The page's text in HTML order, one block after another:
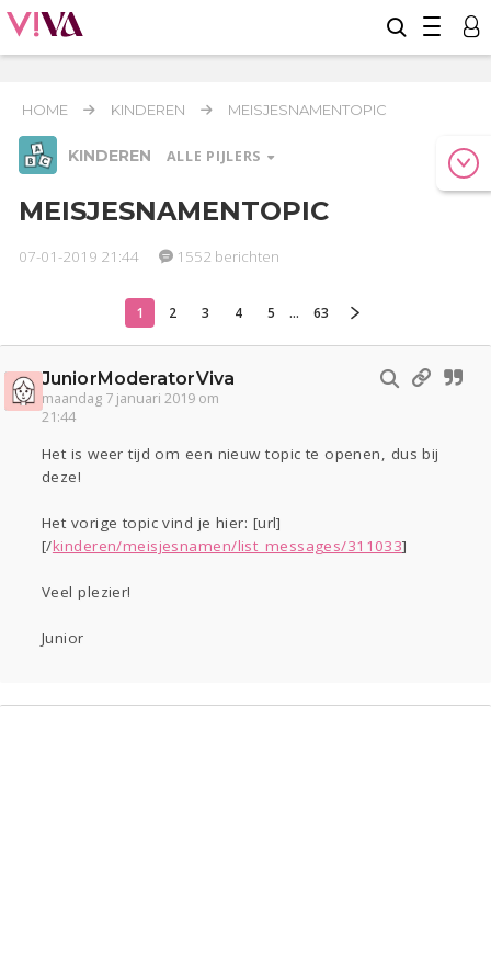
HOME KINDEREN MEISJESNAMENTOPIC
KINDEREN ALLE PIJLERS
Relaties Werk & Studie Geld & Recht
Kinderen
Zwanger Psyche Thuis
Klussen
Sport
Lezen
MEISJESNAMENTOPIC
07-01-2019 21:44 1552 berichten
1 2 3 4 5 ... 63
JuniorModeratorViva
maandag 7 januari 2019 om
21:44
Het is weer tijd om een nieuw topic te openen, dus bij
deze!
Het vorige topic vind je hier: [url]
[/kinderen/meisjesnamen/list_messages/311033]
Veel plezier!
Junior